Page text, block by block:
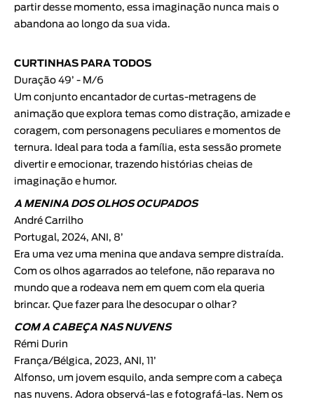
partir desse momento, essa imaginação nunca mais o
abandona ao longo da sua vida.
CURTINHAS PARA TODOS
Duração 49’ - M/6
Um conjunto encantador de curtas-metragens de
animação que explora temas como distração, amizade e
coragem, com personagens peculiares e momentos de
ternura. Ideal para toda a família, esta sessão promete
divertir e emocionar, trazendo histórias cheias de
imaginação e humor.
A MENINA DOS OLHOS OCUPADOS
André Carrilho
Portugal, 2024, ANI, 8’
Era uma vez uma menina que andava sempre distraída.
Com os olhos agarrados ao telefone, não reparava no
mundo que a rodeava nem em quem com ela queria
brincar. Que fazer para lhe desocupar o olhar?
COM A CABEÇA NAS NUVENS
Rémi Durin
França/Bélgica, 2023, ANI, 11’
Alfonso, um jovem esquilo, anda sempre com a cabeça
nas nuvens. Adora observá-las e fotografá-las. Nem os